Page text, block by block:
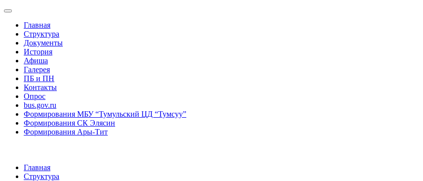
Главная
Структура
Документы
История
Афиша
Галерея
ПБ и ПН
Контакты
Опрос
bus.gov.ru
Формирования МБУ “Тумульский ЦД “Тумсуу”
Формирования СК Элясин
Формирования Ары-Тит
Главная
Структура